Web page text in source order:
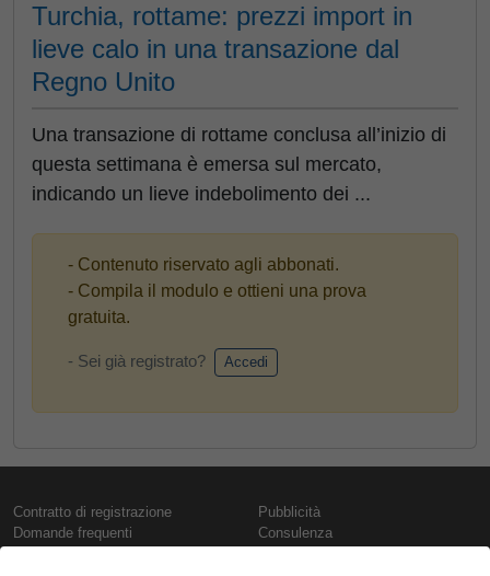
Turchia, rottame: prezzi import in
lieve calo in una transazione dal
Regno Unito
Una transazione di rottame conclusa all’inizio di
questa settimana è emersa sul mercato,
indicando un lieve indebolimento dei ...
- Contenuto riservato agli abbonati.
- Compila il modulo e ottieni una prova
gratuita.
- Sei già registrato? Accedi
Contratto di registrazione
Domande frequenti
Pubblicità
Consulenza